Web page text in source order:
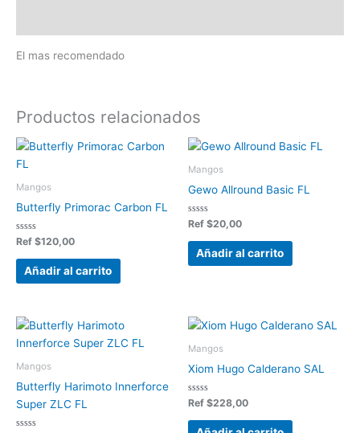
El mas recomendado
Productos relacionados
Mangos
Butterfly Primorac Carbon FL
Valorado
0
Ref $120,00
Añadir al carrito
Mangos
Gewo Allround Basic FL
Valorado
0
Ref $20,00
Añadir al carrito
Mangos
Butterfly Harimoto Innerforce
Super ZLC FL
Mangos
Xiom Hugo Calderano SAL
Valorado
0
Ref $228,00